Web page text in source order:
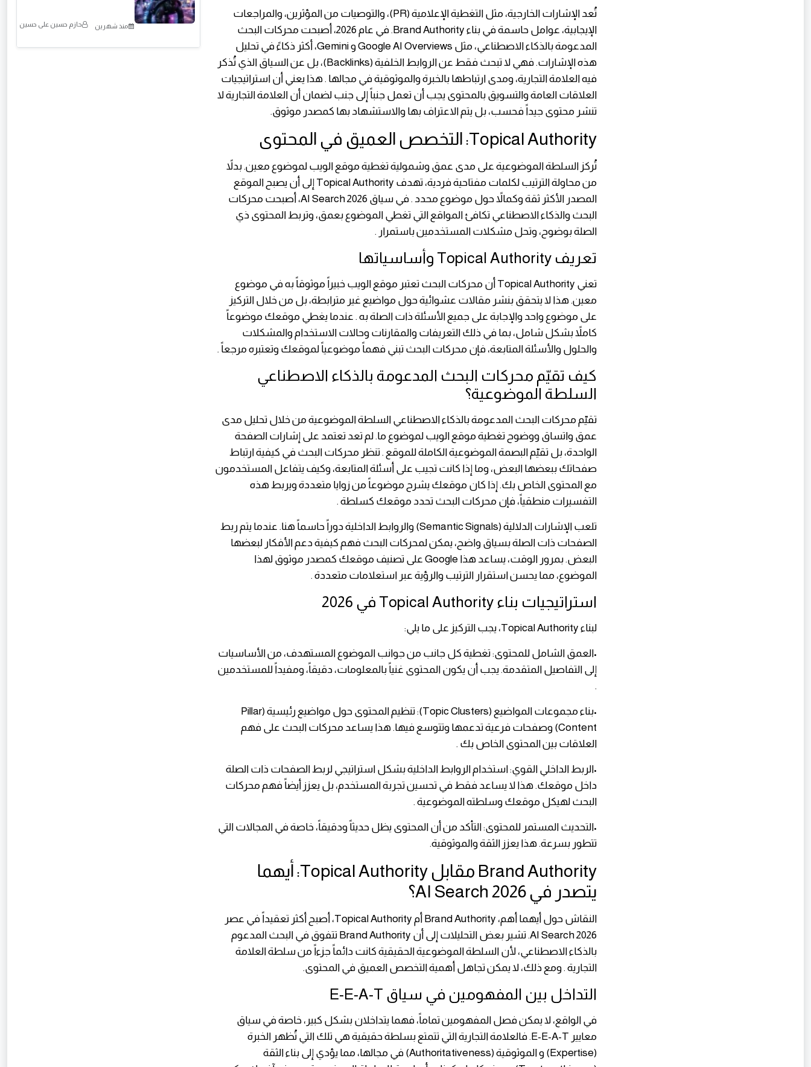
تُعد الإشارات الخارجية، مثل التغطية الإعلامية (PR)، والتوصيات من المؤثرين، والمراجعات
الإيجابية، عوامل حاسمة في بناء Brand Authority. في عام 2026، أصبحت محركات البحث
المدعومة بالذكاء الاصطناعي، مثل Google AI Overviews و Gemini، أكثر ذكاءً في تحليل
هذه الإشارات. فهي لا تبحث فقط عن الروابط الخلفية (Backlinks)، بل عن السياق الذي تُذكر
فيه العلامة التجارية، ومدى ارتباطها بالخبرة والموثوقية في مجالها . هذا يعني أن استراتيجيات
العلاقات العامة والتسويق بالمحتوى يجب أن تعمل جنباً إلى جنب لضمان أن العلامة التجارية لا
تنشر محتوى جيداً فحسب، بل يتم الاعتراف بها والاستشهاد بها كمصدر موثوق.
Topical Authority: التخصص العميق في المحتوى
تُركز السلطة الموضوعية على مدى عمق وشمولية تغطية موقع الويب لموضوع معين. بدلاً
من محاولة الترتيب لكلمات مفتاحية فردية، تهدف Topical Authority إلى أن يصبح الموقع
المصدر الأكثر ثقة وكمالاً حول موضوع محدد . في سياق AI Search 2026، أصبحت محركات
البحث والذكاء الاصطناعي تكافئ المواقع التي تغطي الموضوع بعمق، وتربط المحتوى ذي
الصلة بوضوح، وتحل مشكلات المستخدمين باستمرار .
تعريف Topical Authority وأساسياتها
تعني Topical Authority أن محركات البحث تعتبر موقع الويب خبيراً موثوقاً به في موضوع
معين. هذا لا يتحقق بنشر مقالات عشوائية حول مواضيع غير مترابطة، بل من خلال التركيز
على موضوع واحد والإجابة على جميع الأسئلة ذات الصلة به . عندما يغطي موقعك موضوعاً
كاملاً بشكل شامل، بما في ذلك التعريفات والمقارنات وحالات الاستخدام والمشكلات
والحلول والأسئلة المتابعة، فإن محركات البحث تبني فهماً موضوعياً لموقعك وتعتبره مرجعاً .
كيف تقيّم محركات البحث المدعومة بالذكاء الاصطناعي
السلطة الموضوعية؟
تقيّم محركات البحث المدعومة بالذكاء الاصطناعي السلطة الموضوعية من خلال تحليل مدى
عمق واتساق ووضوح تغطية موقع الويب لموضوع ما. لم تعد تعتمد على إشارات الصفحة
الواحدة، بل تقيّم البصمة الموضوعية الكاملة للموقع . تنظر محركات البحث في كيفية ارتباط
صفحاتك ببعضها البعض، وما إذا كانت تجيب على أسئلة المتابعة، وكيف يتفاعل المستخدمون
مع المحتوى الخاص بك. إذا كان موقعك يشرح موضوعاً من زوايا متعددة ويربط هذه
التفسيرات منطقياً، فإن محركات البحث تحدد موقعك كسلطة .
تلعب الإشارات الدلالية (Semantic Signals) والروابط الداخلية دوراً حاسماً هنا. عندما يتم ربط
الصفحات ذات الصلة بسياق واضح، يمكن لمحركات البحث فهم كيفية دعم الأفكار لبعضها
البعض. بمرور الوقت، يساعد هذا Google على تصنيف موقعك كمصدر موثوق لهذا
الموضوع، مما يحسن استقرار الترتيب والرؤية عبر استعلامات متعددة .
استراتيجيات بناء Topical Authority في 2026
لبناء Topical Authority، يجب التركيز على ما يلي:
•العمق الشامل للمحتوى: تغطية كل جانب من جوانب الموضوع المستهدف، من الأساسيات
إلى التفاصيل المتقدمة. يجب أن يكون المحتوى غنياً بالمعلومات، دقيقاً، ومفيداً للمستخدمين
.
•بناء مجموعات المواضيع (Topic Clusters): تنظيم المحتوى حول مواضيع رئيسية (Pillar
Content) وصفحات فرعية تدعمها وتتوسع فيها. هذا يساعد محركات البحث على فهم
العلاقات بين المحتوى الخاص بك .
•الربط الداخلي القوي: استخدام الروابط الداخلية بشكل استراتيجي لربط الصفحات ذات الصلة
داخل موقعك. هذا لا يساعد فقط في تحسين تجربة المستخدم، بل يعزز أيضاً فهم محركات
البحث لهيكل موقعك وسلطته الموضوعية .
•التحديث المستمر للمحتوى: التأكد من أن المحتوى يظل حديثاً ودقيقاً، خاصة في المجالات التي
تتطور بسرعة. هذا يعزز الثقة والموثوقية.
Brand Authority مقابل Topical Authority: أيهما
يتصدر في AI Search 2026؟
النقاش حول أيهما أهم، Brand Authority أم Topical Authority، أصبح أكثر تعقيداً في عصر
AI Search 2026. تشير بعض التحليلات إلى أن Brand Authority تتفوق في البحث المدعوم
بالذكاء الاصطناعي، لأن السلطة الموضوعية الحقيقية كانت دائماً جزءاً من سلطة العلامة
التجارية . ومع ذلك، لا يمكن تجاهل أهمية التخصص العميق في المحتوى.
التداخل بين المفهومين في سياق E-E-A-T
في الواقع، لا يمكن فصل المفهومين تماماً، فهما يتداخلان بشكل كبير، خاصة في سياق
معايير E-E-A-T. فالعلامة التجارية التي تتمتع بسلطة حقيقية هي تلك التي تُظهر الخبرة
(Expertise) و الموثوقية (Authoritativeness) في مجالها، مما يؤدي إلى بناء الثقة
منذ شهرين حازم حسين على حسين